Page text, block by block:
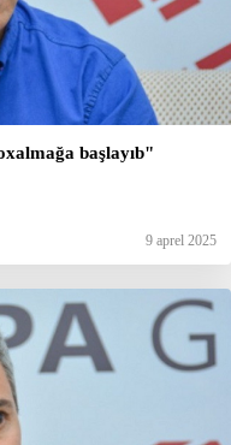
çoxalmağa başlayıb"
9 aprel 2025